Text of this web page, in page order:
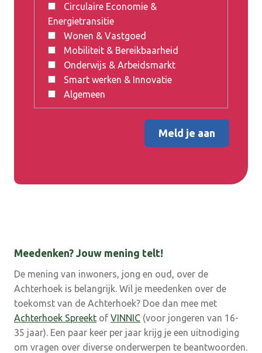
Circulaire Economie &
Energietransitie
Wonen & Vastgoed
Mobiliteit & Bereikbaarheid
Onderwijs & Arbeidsmarkt
Smart werken & Innovatie
Algemeen
Meedenken? Jouw mening telt!
De mening van inwoners, jong en oud, over de
Achterhoek is belangrijk. Wil je meedenken over de
toekomst van de Achterhoek? Doe dan mee met
Achterhoek Spreekt of VINNIC (voor jongeren van 16-
35 jaar). Een paar keer per jaar krijg je een uitnodiging
om vragen over diverse onderwerpen te beantwoorden.